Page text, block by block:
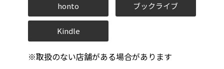
honto ブックライブ
Kindle
※取扱のない店舗がある場合があります